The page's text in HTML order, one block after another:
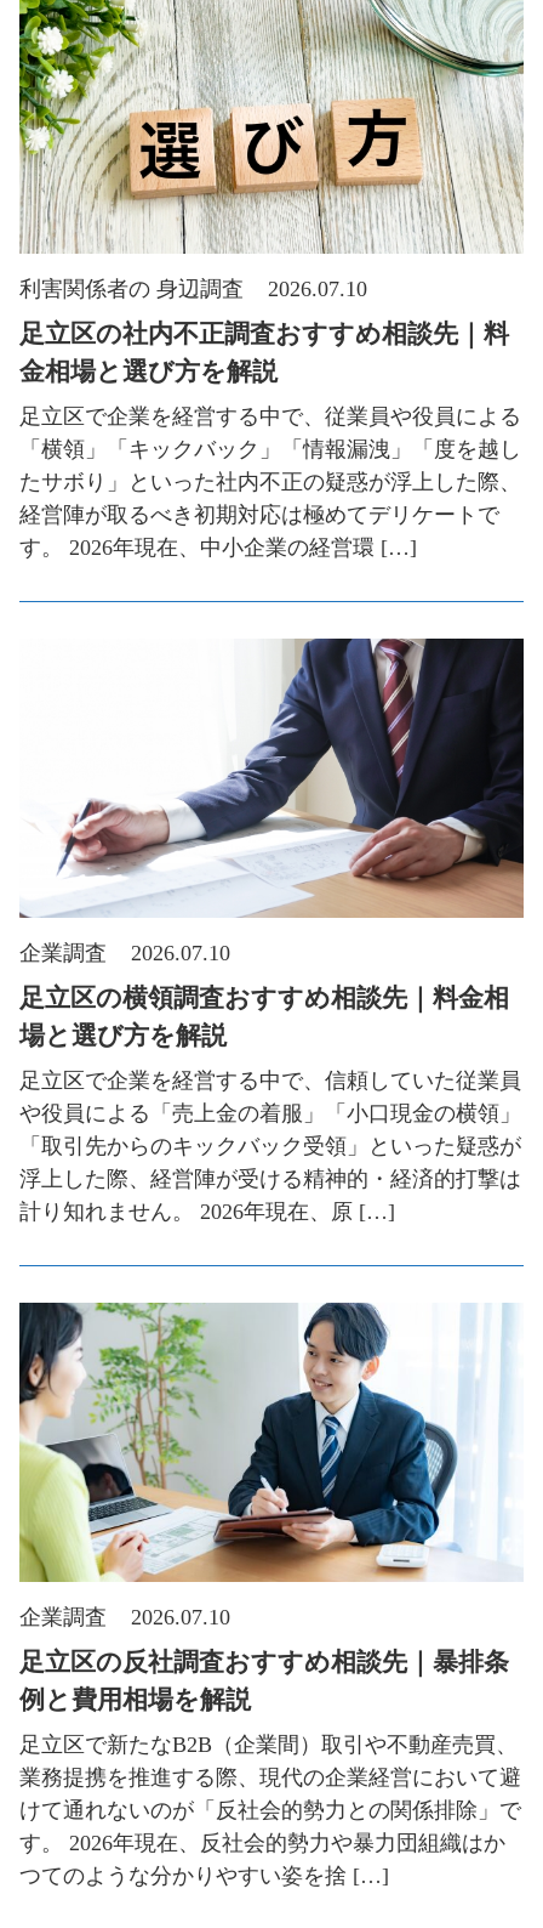
利害関係者の 身辺調査 2026.07.10
足立区の社内不正調査おすすめ相談先｜料
金相場と選び方を解説
足立区で企業を経営する中で、従業員や役員による
「横領」「キックバック」「情報漏洩」「度を越し
たサボり」といった社内不正の疑惑が浮上した際、
経営陣が取るべき初期対応は極めてデリケートで
す。 2026年現在、中小企業の経営環 […]
企業調査 2026.07.10
足立区の横領調査おすすめ相談先｜料金相
場と選び方を解説
足立区で企業を経営する中で、信頼していた従業員
や役員による「売上金の着服」「小口現金の横領」
「取引先からのキックバック受領」といった疑惑が
浮上した際、経営陣が受ける精神的・経済的打撃は
計り知れません。 2026年現在、原 […]
企業調査 2026.07.10
足立区の反社調査おすすめ相談先｜暴排条
例と費用相場を解説
足立区で新たなB2B（企業間）取引や不動産売買、
業務提携を推進する際、現代の企業経営において避
けて通れないのが「反社会的勢力との関係排除」で
す。 2026年現在、反社会的勢力や暴力団組織はか
つてのような分かりやすい姿を捨 […]